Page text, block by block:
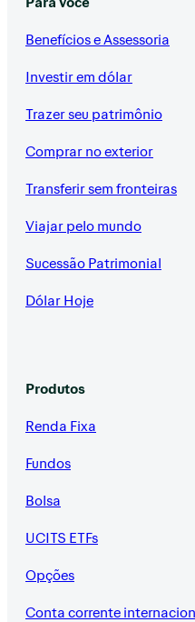
Benefícios e Assessoria
Investir em dólar
Trazer seu patrimônio
Comprar no exterior
Transferir sem fronteiras
Viajar pelo mundo
Sucessão Patrimonial
Dólar Hoje
Produtos
Renda Fixa
Fundos
Bolsa
UCITS ETFs
Opções
Conta corrente